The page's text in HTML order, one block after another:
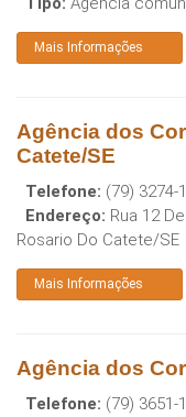
Mais Informações
Agência dos
Catete/SE
Telefone: (79) 3274-
Endereço: Rua 12
Rosario Do Catete/SE
Mais Informações
Agência dos
Telefone: (79) 3651-